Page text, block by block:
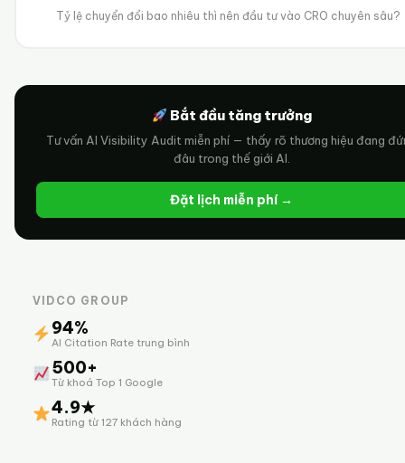
Tỷ lệ chuyển đổi bao nhiêu thì nên đầu tư vào CRO chuyên sâu?
Bắt đầu tăng trưởng
Tư vấn AI Visibility Audit miễn phí — thấy rõ thương hiệu đang
đâu trong thế giới AI.
Đặt lịch miễn phí →
VIDCO GROUP
94%
AI Citation Rate trung bình
500+
Từ khoá Top 1 Google
4.9★
Rating từ 127 khách hàng